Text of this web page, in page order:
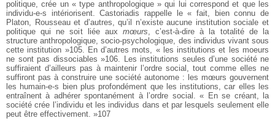
politique, crée un « type anthropologique » qui lui correspond et que les
individu-e-s intériorisent. Castoriadis rappelle le « fait, bien connu de
Platon, Rousseau et d’autres, qu’il n’existe aucune institution sociale et
politique qui ne soit liée aux mœurs, c’est-à-dire à la totalité de la
structure anthropologique, socio-psychologique, des individus vivant sous
cette institution »105. En d’autres mots, « les institutions et les moeurs
ne sont pas dissociables »106. Les institutions seules d’une société ne
suffiraient d’ailleurs pas à maintenir l’ordre social, tout comme elles ne
suffiront pas à construire une société autonome : les mœurs gouvernent
les humain-e-s bien plus profondément que les institutions, car elles les
entraînent à adhérer spontanément à l’ordre social. « En se créant, la
société crée l’individu et les individus dans et par lesquels seulement elle
peut être effectivement. »107